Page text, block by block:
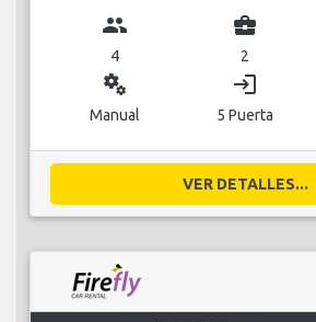
group
4
business_center
2
miscellaneous_services
Manual
login
5 Puerta
VER DETALLES...